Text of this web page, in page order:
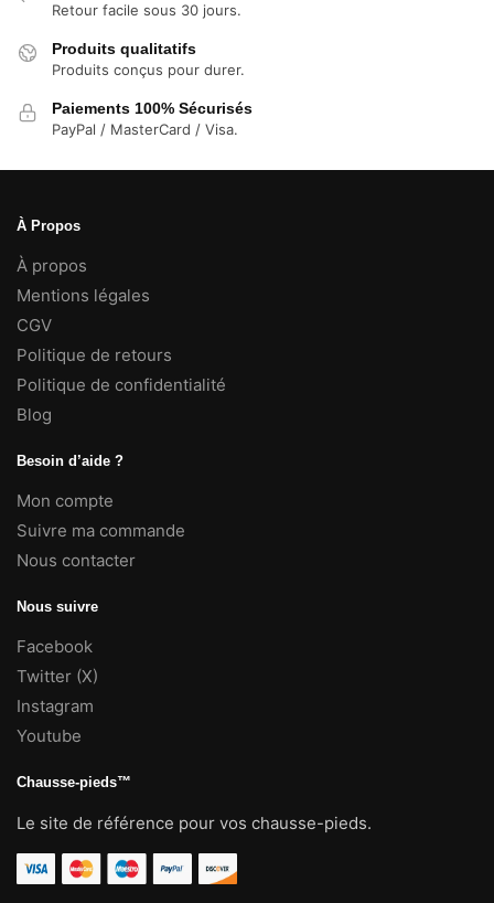
Retour facile sous 30 jours.
Produits qualitatifs
Produits conçus pour durer.
Paiements 100% Sécurisés
PayPal / MasterCard / Visa.
À Propos
À propos
Mentions légales
CGV
Politique de retours
Politique de confidentialité
Blog
Besoin d’aide ?
Mon compte
Suivre ma commande
Nous contacter
Nous suivre
Facebook
Twitter (X)
Instagram
Youtube
Chausse-pieds™
Le site de référence pour vos chausse-pieds.